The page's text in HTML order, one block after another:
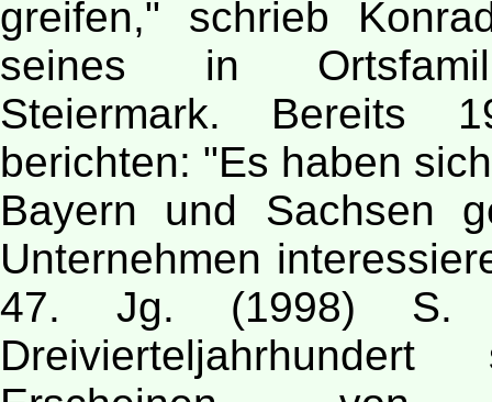
greifen," schrieb
seines in
Steiermark. Bereits
berichten: "Es haben
Bayern und Sachsen
Unternehmen
47. Jg. (1998) S.